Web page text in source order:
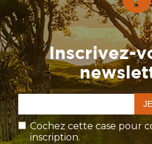
Inscrivez-
Cochez cette case pour
inscription.